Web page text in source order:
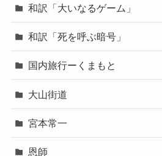
和訳「大いなるゲーム」
和訳「死を呼ぶ暗号」
国内旅行ーくまもと
大山街道
宮本常一
恩師